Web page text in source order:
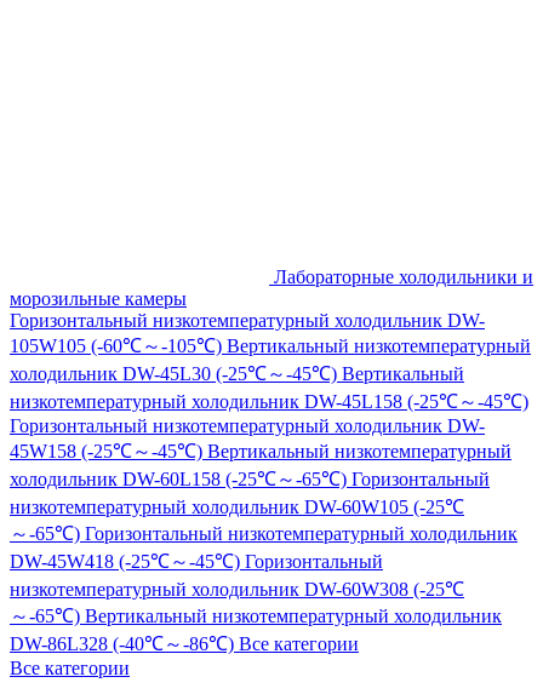
Лабораторные холодильники и
морозильные камеры
Горизонтальный низкотемпературный холодильник DW-
105W105 (-60℃～-105℃) Вертикальный низкотемпературный
холодильник DW-45L30 (-25℃～-45℃) Вертикальный
низкотемпературный холодильник DW-45L158 (-25℃～-45℃)
Горизонтальный низкотемпературный холодильник DW-
45W158 (-25℃～-45℃) Вертикальный низкотемпературный
холодильник DW-60L158 (-25℃～-65℃) Горизонтальный
низкотемпературный холодильник DW-60W105 (-25℃
～-65℃) Горизонтальный низкотемпературный холодильник
DW-45W418 (-25℃～-45℃) Горизонтальный
низкотемпературный холодильник DW-60W308 (-25℃
～-65℃) Вертикальный низкотемпературный холодильник
DW-86L328 (-40℃～-86℃) Все категории
Все категории